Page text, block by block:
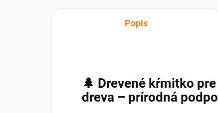
Popis
🌲 Drevené kŕmitko
dreva – prírodná